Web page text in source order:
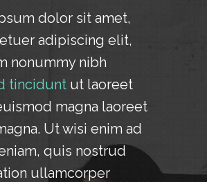
dolor sit amet,
adipiscing elit,
nonummy nibh
tincidunt ut laoreet
magna laoreet
Ut wisi enim ad
quis nostrud
ullamcorper